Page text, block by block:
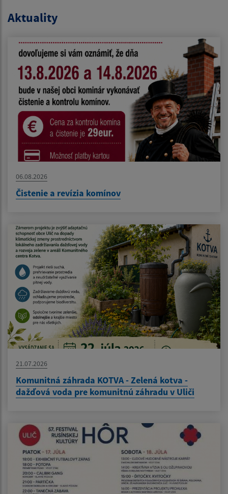
Aktuality
06.08.2026
Čistenie a revízia komínov
21.07.2026
Komunitná záhrada KOTVA - Zelená kotva -
dažďová voda pre komunitnú záhradu v Uliči